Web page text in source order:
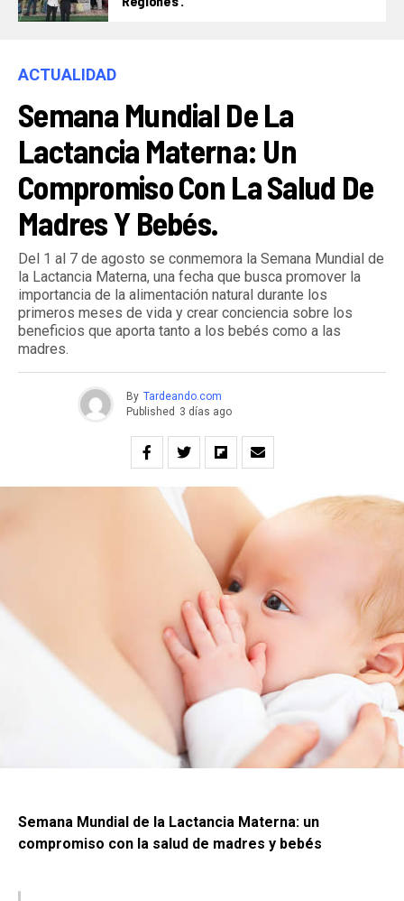
ACTUALIDAD
Semana Mundial De La
Lactancia Materna: Un
Compromiso Con La Salud De
Madres Y Bebés.
Del 1 al 7 de agosto se conmemora la Semana Mundial de
la Lactancia Materna, una fecha que busca promover la
importancia de la alimentación natural durante los
primeros meses de vida y crear conciencia sobre los
beneficios que aporta tanto a los bebés como a las
madres.
By Tardeando.com
Published 3 días ago
Semana Mundial de la Lactancia Materna: un
compromiso con la salud de madres y bebés